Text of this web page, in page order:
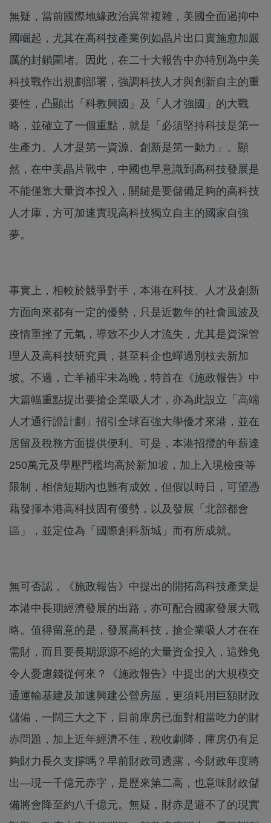
無疑，當前國際地緣政治異常複雜，美國全面遏抑中
國崛起，尤其在高科技產業例如晶片出口實施愈加嚴
厲的封鎖圍堵。因此，在二十大報告中亦特別為中美
科技戰作出規劃部署，強調科技人才與創新自主的重
要性，凸顯出「科教興國」及「人才強國」的大戰
略，並確立了一個重點，就是「必須堅持科技是第一
生產力、人才是第一資源、創新是第一動力」。顯
然，在中美晶片戰中，中國也早意識到高科技發展是
不能僅靠大量資本投入，關鍵是要儲備足夠的高科技
人才庫，方可加速實現高科技獨立自主的國家自強
夢。
事實上，相較於競爭對手，本港在科技、人才及創新
方面向來都有一定的優勢，只是近數年的社會風波及
疫情重挫了元氣，導致不少人才流失，尤其是資深管
理人及高科技研究員，甚至科企也蟬過別枝去新加
坡。不過，亡羊補牢未為晚，特首在《施政報告》中
大篇幅重點提出要搶企業吸人才，亦為此設立「高端
人才通行證計劃」招引全球百強大學優才來港，並在
居留及稅務方面提供便利。可是，本港招攬的年薪達
250萬元及學壓門檻均高於新加坡，加上入境檢疫等
限制，相信短期內也難有成效，但假以時日，可望憑
藉發揮本港高科技固有優勢，以及發展「北部都會
區」，並定位為「國際創科新城」而有所成就。
無可否認，《施政報告》中提出的開拓高科技產業是
本港中長期經濟發展的出路，亦可配合國家發展大戰
略。值得留意的是，發展高科技，搶企業吸人才在在
需財，而且要長期源源不絕的大量資金投入，這難免
令人憂慮錢從何來？《施政報告》中提出的大規模交
通運輸基建及加速興建公營房屋，更須耗用巨額財政
儲備，一闊三大之下，目前庫房已面對相當吃力的財
赤問題，加上近年經濟不佳，稅收劇降，庫房仍有足
夠財力長久支撐嗎？早前財政司透露，今財政年度將
出—現一千億元赤字，是歷來第二高，也意味財政儲
備將會降至約八千億元。無疑，財赤是避不了的現實